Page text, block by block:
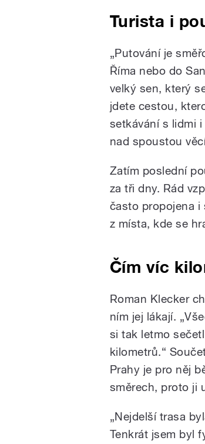
Turista i
„Putování je
Říma nebo do
velký sen, který
jdete cestou,
setkávání s lidmi
nad spoustou
Zatím poslední
za tři dny. Rád
často propojena i
z místa, kde se
Čím víc
Roman Klecker
ním jej lákají.
si tak letmo
kilometrů.“
Prahy je pro něj
směrech, proto ji
„Nejdelší trasa
Tenkrát jsem byl